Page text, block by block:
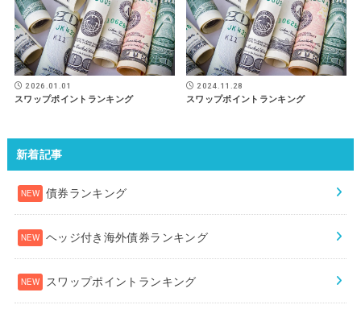
2026.01.01
スワップポイントランキング
2024.11.28
スワップポイントランキング
新着記事
債券ランキング
ヘッジ付き海外債券ランキング
スワップポイントランキング